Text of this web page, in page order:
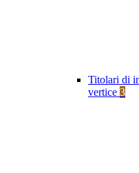
Titolari di
vertice 3